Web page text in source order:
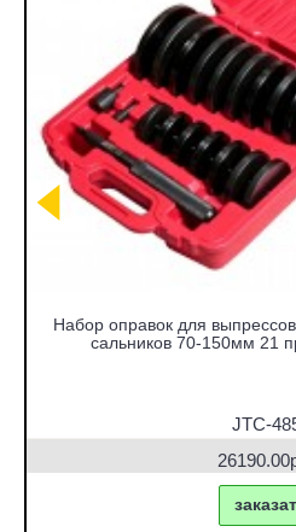
Набор оправок для
сальников 70-150мм 21
JTC-